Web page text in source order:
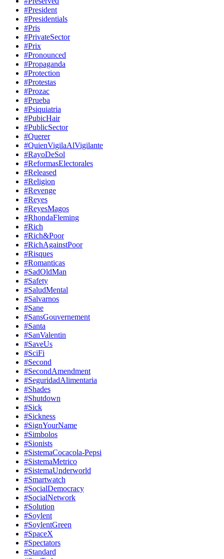
#President
#Presidentials
#Pris
#PrivateSector
#Prix
#Pronounced
#Propaganda
#Protection
#Protestas
#Prozac
#Prueba
#Psiquiatria
#PubicHair
#PublicSector
#Querer
#QuienVigilaAlVigilante
#RayoDeSol
#ReformasElectorales
#Released
#Religion
#Revenge
#Reyes
#ReyesMagos
#RhondaFleming
#Rich
#Rich&Poor
#RichAgainstPoor
#Risques
#Romanticas
#SadOldMan
#Safety
#SaludMental
#Salvarnos
#Sane
#SansGouvernement
#Santa
#SanValentin
#SaveUs
#SciFi
#Second
#SecondAmendment
#SeguridadAlimentaria
#Shades
#Shutdown
#Sick
#Sickness
#SignYourName
#Simbolos
#Sionists
#SistemaCocacola-Pepsi
#SistemaMetrico
#SistemaUnderworld
#Smartwatch
#SocialDemocracy
#SocialNetwork
#Solution
#Soylent
#SoylentGreen
#SpaceX
#Spectators
#Standard